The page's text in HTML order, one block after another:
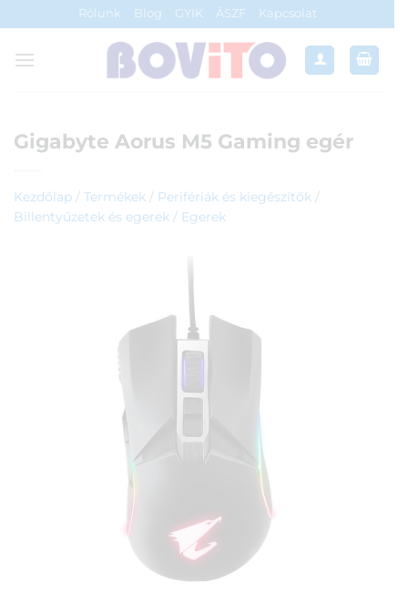
to
content
Rólunk Blog GYIK ÁSZF Kapcsolat
Gigabyte Aorus M5 Gaming egér
Kezdőlap / Termékek / Perifériák és kiegészítők /
Billentyűzetek és egerek / Egerek